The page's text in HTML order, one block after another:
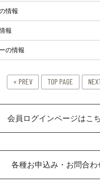
情報
報
の情報
« PREV TOP PAGE
会員ログインページはこ
各種お申込み・お問合わ